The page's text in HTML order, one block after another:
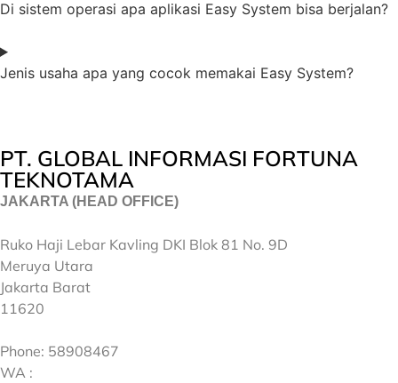
Di sistem operasi apa aplikasi Easy System bisa berjalan?
Jenis usaha apa yang cocok memakai Easy System?
PT. GLOBAL INFORMASI FORTUNA
TEKNOTAMA
JAKARTA (HEAD OFFICE)
Ruko Haji Lebar Kavling DKI Blok 81 No. 9D
Meruya Utara
Jakarta Barat
11620
Phone: 58908467
WA :